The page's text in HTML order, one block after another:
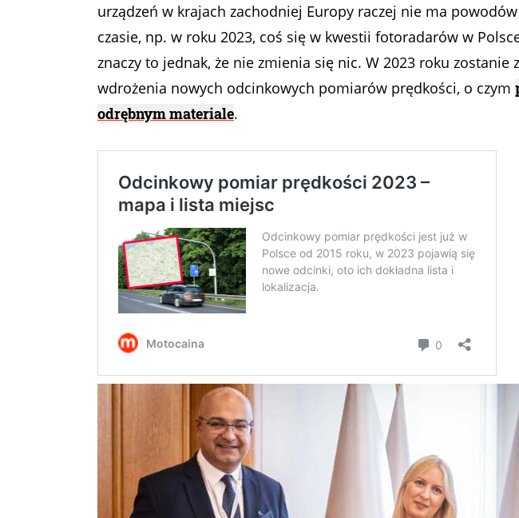
urządzeń w krajach zachodniej Europy raczej nie ma
czasie, np. w roku 2023, coś się w kwestii fotoradarów w
znaczy to jednak, że nie zmienia się nic. W 2023 roku zostanie
wdrożenia nowych odcinkowych pomiarów prędkości, o czym
odrębnym materiale.